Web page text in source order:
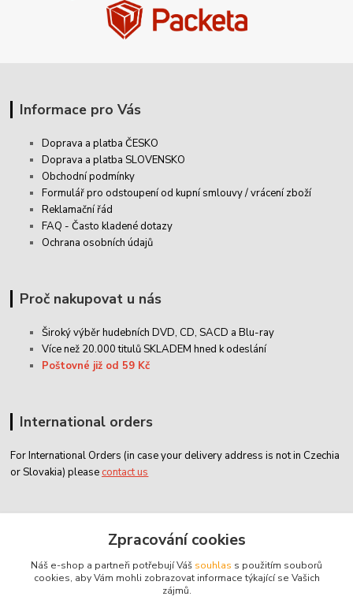
Informace pro Vás
Doprava a platba ČESKO
Doprava a platba SLOVENSKO
Obchodní podmínky
Formulář pro odstoupení od kupní smlouvy / vrácení zboží
Reklamační řád
FAQ - Často kladené dotazy
Ochrana osobních údajů
Proč nakupovat u nás
Široký výběr hudebních DVD, CD,SACD a Blu-ray
Více než 20.000 titulů SKLADEM hned k odeslání
Poštovné již od 59 Kč
International orders
For International Orders (in case your delivery address is not in Czechia
or Slovakia) please contact us
classicdvd@classicdvd.cz
Zpracování cookies
Náš e-shop a partneři potřebují Váš souhlas s použitím souborů
cookies, aby Vám mohli zobrazovat informace týkající se Vašich
zájmů.